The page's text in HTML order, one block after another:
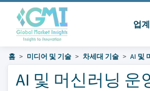
업
홈 미디어 및 기술 차세대 기술 AI 및
AI 및 머신러닝 운